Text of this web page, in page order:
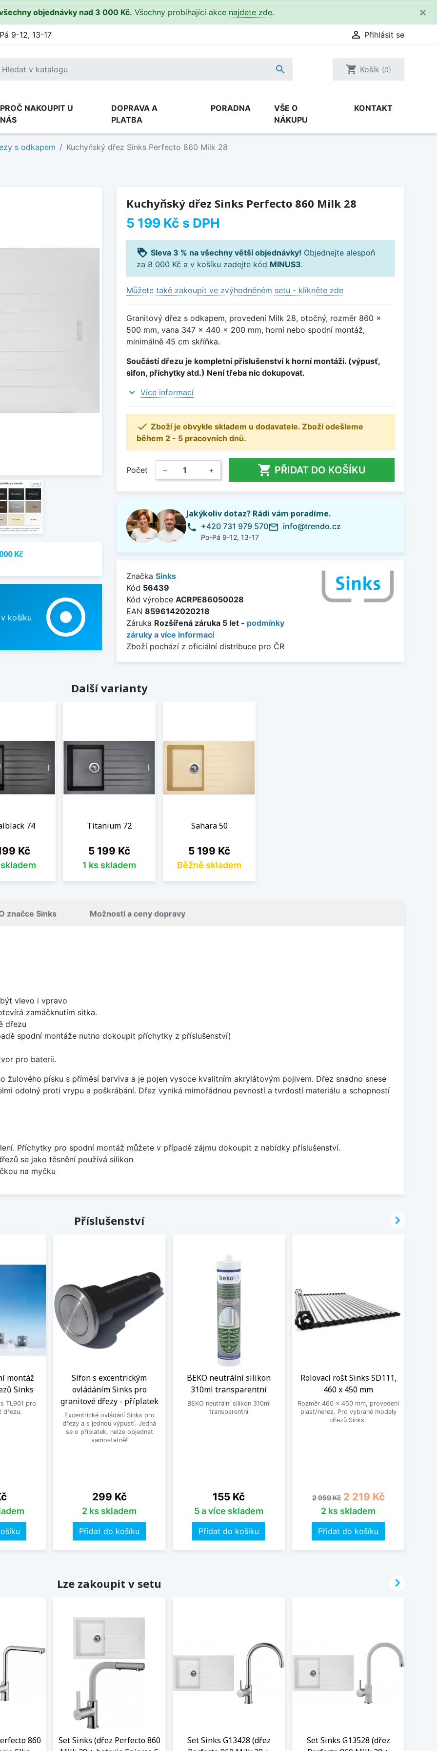
objednávky nad 3 000 Kč. Všechny probíhající akce najdete zde. ×
9-12, 13-17  Přihlásit se
 shopping_cart Košík (0)
PROČ NAKOUPIT U
NÁS
DOPRAVA A
PLATBA
PORADNA
VŠE O
NÁKUPU
KONTAKT
s odkapem Kuchyňský dřez Sinks Perfecto 860 Milk 28
Kč
košíku
adjust
Kuchyňský dřez Sinks Perfecto 860 Milk 28
5 199 Kč s DPH
loyalty Sleva 3 % na všechny větší objednávky! Objednejte alespoň
za 8 000 Kč a v košíku zadejte kód MINUS3.
Můžete také zakoupit ve zvýhodněném setu - klikněte zde
Granitový dřez s odkapem, provedení Milk 28, otočný, rozměr 860 x
500 mm, vana 347 x 440 x 200 mm, horní nebo spodní montáž,
minimálně 45 cm skříňka.
Součástí dřezu je kompletní příslušenství k horní montáži. (výpusť,
sifon, příchytky atd.) Není třeba nic dokupovat.
expand_more Více informací
 Zboží je obvykle skladem u dodavatele. Zboží odešleme
během 2 - 5 pracovních dnů.
Počet − +  PŘIDAT DO KOŠÍKU
Jakýkoliv dotaz? Rádi vám poradíme.
phone +420 731 979 570
Po-Pá 9-12, 13-17
mail_outline info@trendo.cz
Značka Sinks
Kód 56439
Kód výrobce ACRPE86050028
EAN 8596142020218
Záruka Rozšířená záruka 5 let - podmínky
záruky a více informací
Zboží pochází z oficiální distribuce pro ČR
Další varianty
74
Kč
Titanium 72
Cena
5 199 Kč
1 ks skladem
Sahara 50
Cena
5 199 Kč
Běžně skladem
značce Sinks Možnosti a ceny dopravy
vlevo i vpravo
zamáčknutím sítka.
dřezu
spodní montáže nutno dokoupit příchytky z příslušenství)
pro baterii.
žulového písku s příměsí barviva a je pojen vysoce kvalitním akrylátovým pojivem. Dřez snadno snese
odolný proti vrypu a poškrábání. Dřez vyniká mimořádnou pevností a tvrdostí materiálu a schopností
Příchytky pro spodní montáž můžete v případě zájmu dokoupit z nabídky příslušenství.
se jako těsnění používá silikon
na myčku
Příslušenství
montáž
Sinks
TL901 pro
dřezu.
Sifon s excentrickým
ovládáním Sinks pro
granitové dřezy - příplatek
Excentrické ovládání Sinks pro
dřezy a s jednou výpustí. Jedná
se o příplatek, nelze objednat
samostatně!
Cena
299 Kč
2 ks skladem
Přidat do košíku
BEKO neutrální silikon
310ml transparentní
BEKO neutrální silikon 310ml
transparentní
Cena
155 Kč
5 a více skladem
Přidat do košíku
Rolovací rošt Sinks SD111,
460 x 450 mm
Rozměr 460 x 450 mm, provedení
plast/nerez. Pro vybrané modely
dřezů Sinks.
Běžná cena
2 959 Kč Cena
2 219 Kč
2 ks skladem
Přidat do košíku

Lze zakoupit v setu
860
Set Sinks (dřez Perfecto 860
Set Sinks G13428 (dřez
Set Sinks G13528 (dřez
